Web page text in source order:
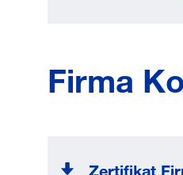
Firma
Zertifikat